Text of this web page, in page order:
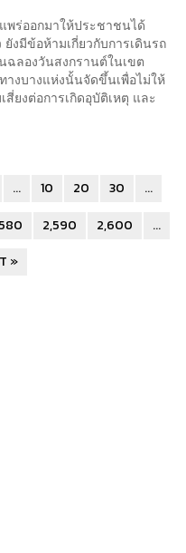
พร่ออกมาให้ประชาชนได้
งมีข้อห้ามเกี่ยวกับการเดินรถ
ฉลองวันสงกรานต์ในเขต
งบางแห่งนั้นจัดขึ้นเพื่อไม่ให้
ยงต่อการเกิดอุบัติเหตุ และ
... 10 20 30
...
2,590 2,600
...
»